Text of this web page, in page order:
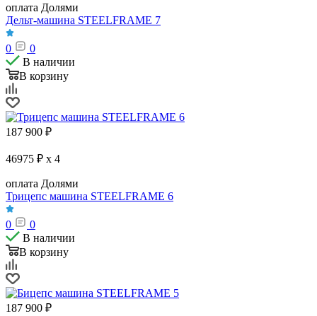
оплата Долями
Дельт-машина STEELFRAME 7
0
0
В наличии
В корзину
187 900 ₽
46975 ₽ x 4
оплата Долями
Трицепс машина STEELFRAME 6
0
0
В наличии
В корзину
187 900 ₽